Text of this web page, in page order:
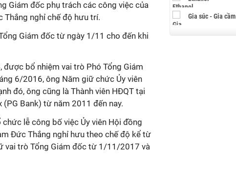
Giám đốc phụ trách các công việc của
Thắng nghỉ chế độ hưu trí.
Giám đốc từ ngày 1/11 cho đến khi
bổ nhiệm vai trò Phó Tổng Giám
6/2016, ông Năm giữ chức Ủy viên
đó, ông cũng là Thành viên HĐQT tại
Bank) từ năm 2011 đến nay.
lễ công bố việc Ủy viên Hội đồng
Đức Thắng nghỉ hưu theo chế độ kể từ
vai trò Tổng Giám đốc từ 1/11/2017 và
Gia súc - Gia cầm